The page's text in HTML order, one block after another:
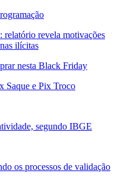
revela motivações
ilícitas
nesta Black Friday
Saque e Pix Troco
segundo IBGE
os processos de validação